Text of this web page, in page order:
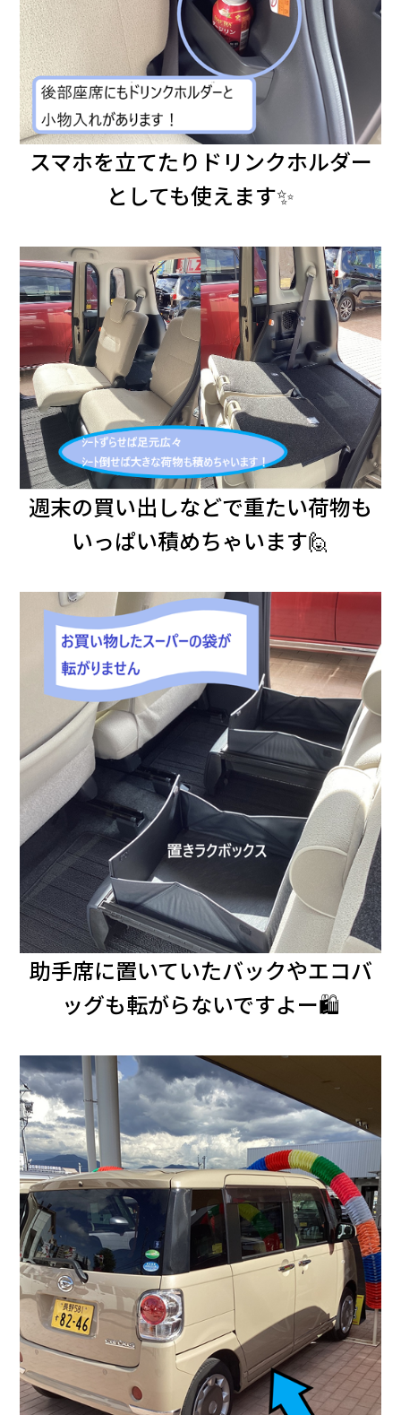
スマホを立てたりドリンクホルダー
としても使えます✨
週末の買い出しなどで重たい荷物も
いっぱい積めちゃいます🙋
助手席に置いていたバックやエコバ
ッグも転がらないですよー🛍